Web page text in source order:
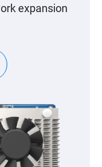
expansion